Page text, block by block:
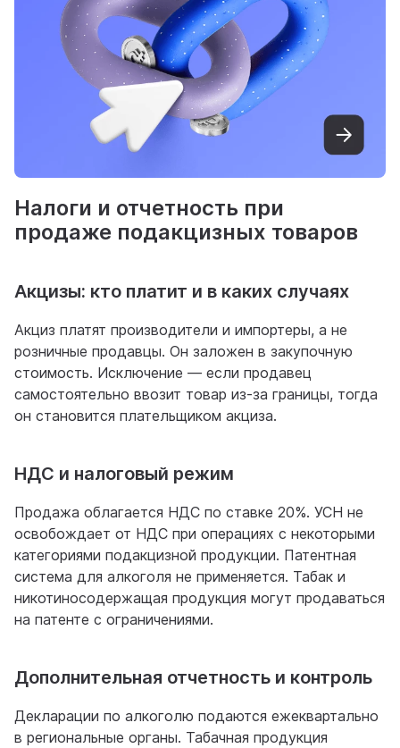
Налоги и отчетность при
продаже подакцизных товаров
Акцизы: кто платит и в каких случаях
Акциз платят производители и импортеры, а не
розничные продавцы. Он заложен в закупочную
стоимость. Исключение — если продавец
самостоятельно ввозит товар из-за границы, тогда
он становится плательщиком акциза.
НДС и налоговый режим
Продажа облагается НДС по ставке 20%. УСН не
освобождает от НДС при операциях с некоторыми
категориями подакцизной продукции. Патентная
система для алкоголя не применяется. Табак и
никотиносодержащая продукция могут продаваться
на патенте с ограничениями.
Дополнительная отчетность и контроль
Декларации по алкоголю подаются ежеквартально
в региональные органы. Табачная продукция